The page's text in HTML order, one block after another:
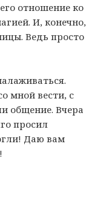
отношение ко
И, конечно,
Ведь просто
мной вести, с
общение. Вчера
просил
Даю вам